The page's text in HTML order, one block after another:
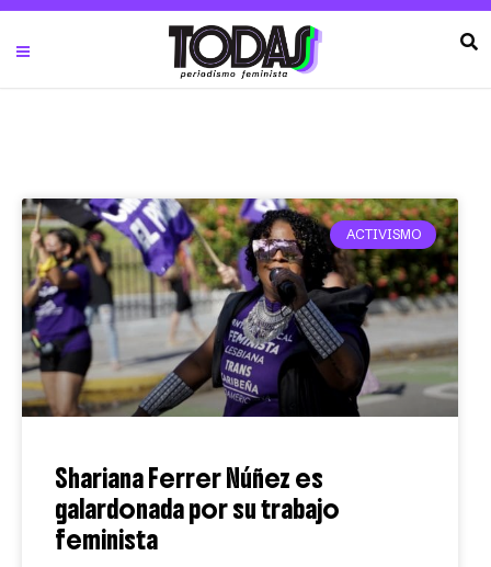
ACTIVISMO
Shariana Ferrer Núñez es
galardonada por su trabajo
feminista